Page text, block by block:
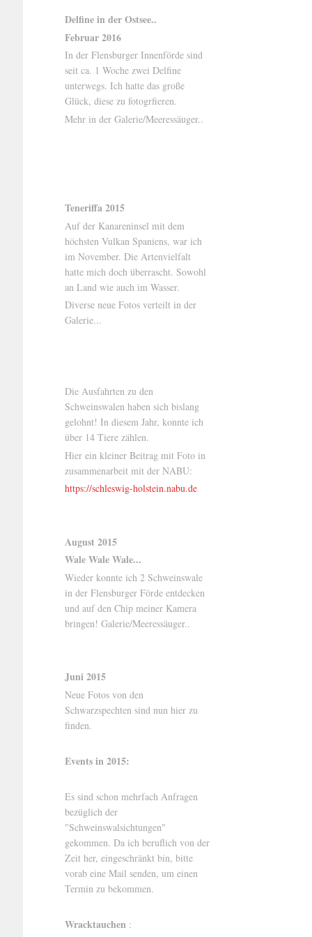
Delfine in der Ostsee..
Februar 2016
In der Flensburger Innenförde sind
seit ca. 1 Woche zwei Delfine
unterwegs. Ich hatte das große
Glück, diese zu fotogrfieren.
Mehr in der Galerie/Meeressäuger..
Teneriffa 2015
Auf der Kanareninsel mit dem
höchsten Vulkan Spaniens, war ich
im November. Die Artenvielfalt
hatte mich doch überrascht. Sowohl
an Land wie auch im Wasser.
Diverse neue Fotos verteilt in der
Galerie...
Die Ausfahrten zu den
Schweinswalen haben sich bislang
gelohnt! In diesem Jahr, konnte ich
über 14 Tiere zählen.
Hier ein kleiner Beitrag mit Foto in
zusammenarbeit mit der NABU:
https://schleswig-holstein.nabu.de
August 2015
Wale Wale Wale...
Wieder konnte ich 2 Schweinswale
in der Flensburger Förde entdecken
und auf den Chip meiner Kamera
bringen! Galerie/Meeressäuger..
Juni 2015
Neue Fotos von den
Schwarzspechten sind nun hier zu
finden.
Events in 2015:
Es sind schon mehrfach Anfragen
bezüglich der
"Schweinswalsichtungen"
gekommen. Da ich beruflich von der
Zeit her, eingeschränkt bin, bitte
vorab eine Mail senden, um einen
Termin zu bekommen.
Wracktauchen :